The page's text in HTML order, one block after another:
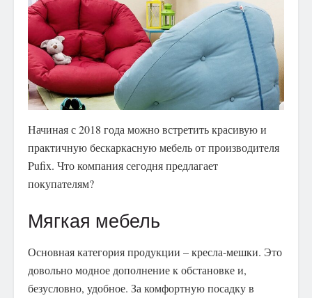
Начиная с 2018 года можно встретить красивую и
практичную бескаркасную мебель от производителя
Pufix. Что компания сегодня предлагает
покупателям?
Мягкая мебель
Основная категория продукции – кресла-мешки. Это
довольно модное дополнение к обстановке и,
безусловно, удобное. За комфортную посадку в